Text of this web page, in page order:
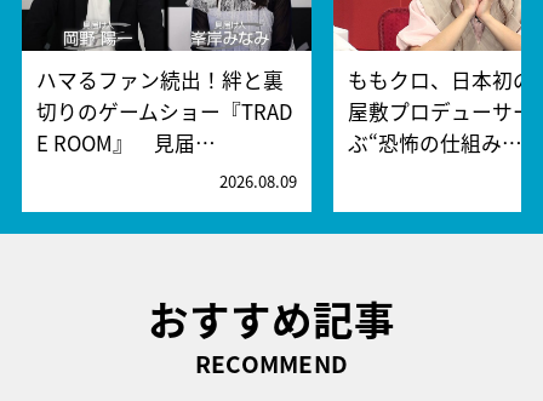
ハマるファン続出！絆と裏
切りのゲームショー『TRAD
E ROOM』 見届…
2026.08.09
ももクロ、日本初の
屋敷プロデューサー
ぶ“恐怖の仕組み…
おすすめ記事
RECOMMEND